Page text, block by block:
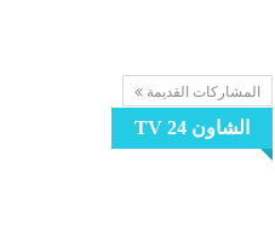
المشاركات القديمة
الشاون 24 TV